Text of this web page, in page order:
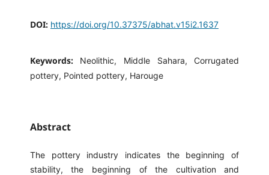
DOI: https://doi.org/10.37375/abhat.v15i2.1637
Keywords: Neolithic, Middle Sahara, Corrugated
pottery, Pointed pottery, Harouge
Abstract
The pottery industry indicates the beginning of
stability, the beginning of the cultivation and